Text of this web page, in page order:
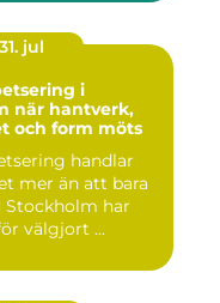
31. jul
i
och form möts
handlar
mer än att bara
Stockholm har
välgjort ...